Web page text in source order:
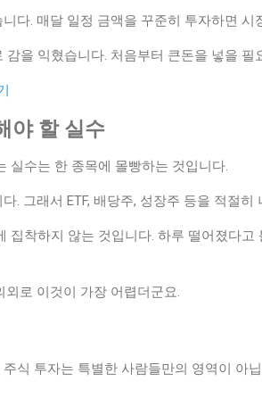
다. 매달 일정 금액을 꾸준히 투자하면
을 익혔습니다. 처음부터 큰돈을 넣을 필
야 할 실수
실수는 한 종목에 몰빵하는 것입니다.
. 그래서 ETF, 배당주, 성장주 등을 적절
집착하지 않는 것입니다. 하루 떨어졌다
로 이것이 가장 어렵더군요.
식 투자는 특별한 사람들만의 영역이 아